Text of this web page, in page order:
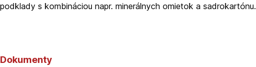
podklady s kombináciou napr. minerálnych omietok a sadrokartónu.
Dokumenty